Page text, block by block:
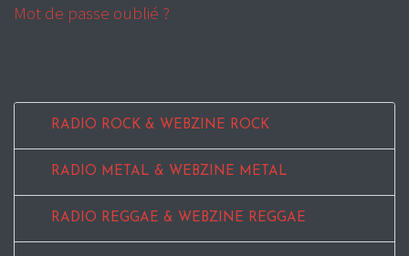
Mot de passe oublié ?
RADIO ROCK & WEBZINE ROCK
RADIO METAL & WEBZINE METAL
RADIO REGGAE & WEBZINE REGGAE